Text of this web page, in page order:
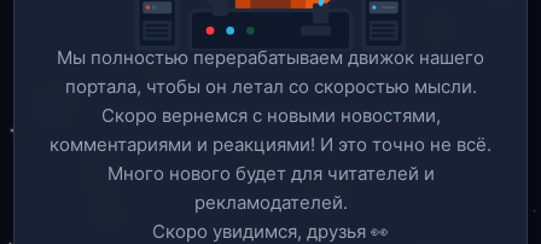
Мы полностью перерабатываем движок нашего
портала, чтобы он летал со скоростью мысли.
Скоро вернемся c новыми новостями,
комментариями и реакциями! И это точно не всё.
Много нового будет для читателей и
рекламодателей.
Скоро увидимся, друзья 👀